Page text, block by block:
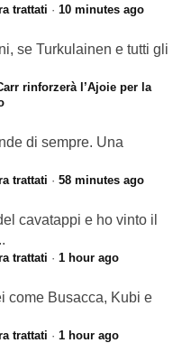
trattati · 10 minutes ago
se Turkulainen e tutti gli
rinforzerà l’Ajoie per la
di sempre. Una
trattati · 58 minutes ago
cavatappi e ho vinto il
trattati · 1 hour ago
come Busacca, Kubi e
trattati · 1 hour ago